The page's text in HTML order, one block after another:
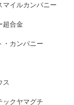
マイルカンパニー
超合金
・カンパニー
ス
ックヤマグチ